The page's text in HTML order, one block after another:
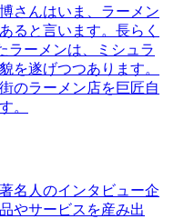
さんはいま、ラーメン
ると言います。長らく
ラーメンは、ミシュラ
を遂げつつあります。
のラーメン店を巨匠自
。
名人のインタビュー企
やサービスを産み出